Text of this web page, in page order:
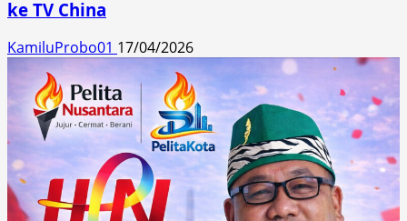
ke TV China
KamiluProbo01 17/04/2026